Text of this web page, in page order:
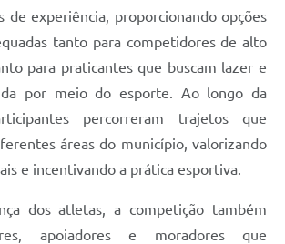
de experiência, proporcionando opções
tanto para competidores de alto
para praticantes que buscam lazer e
por meio do esporte. Ao longo da
percorreram trajetos que
áreas do município, valorizando
e incentivando a prática esportiva.
dos atletas, a competição também
apoiadores e moradores que